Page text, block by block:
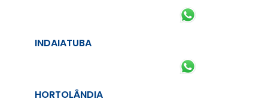
INDAIATUBA
HORTOLÂNDIA